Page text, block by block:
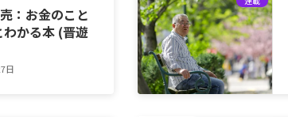
：お金のこと
かる本 (晋遊
日